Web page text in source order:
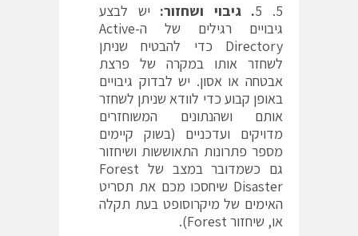
5. גיבוי ושחזור: יש לבצע
גיבויים רגילים של ה-Active
Directory כדי להבטיח שניתן
לשחזר אותו במקרה של פרצת
אבטחה או אסון. יש לבדוק גיבויים
באופן קבוע כדי לוודא שניתן לשחזר
אותם ושהנתונים המשוחזרים
מדויקים ועדכניים (בשוק קיימים
מספר פתרונות התאוששות ושיחזור
גם כשמדובר במצב של Forest
Disaster שיחסכו מכם את תסריט
האימים של מיקרוסופט בעת תקלה
או, שיחזור Forest).